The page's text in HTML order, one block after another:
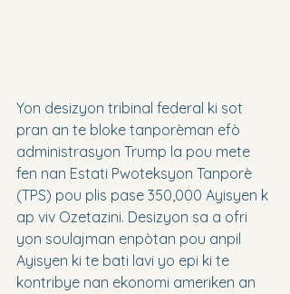
Yon desizyon tribinal federal ki sot
pran an te bloke tanporèman efò
administrasyon Trump la pou mete
fen nan Estati Pwoteksyon Tanporè
(TPS) pou plis pase 350,000 Ayisyen k
ap viv Ozetazini. Desizyon sa a ofri
yon soulajman enpòtan pou anpil
Ayisyen ki te bati lavi yo epi ki te
kontribye nan ekonomi ameriken an